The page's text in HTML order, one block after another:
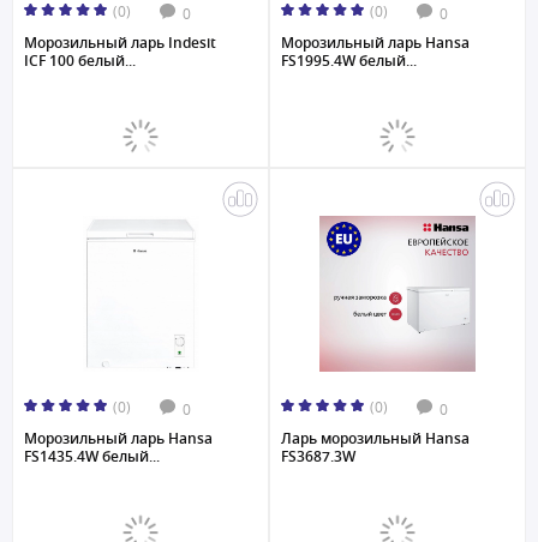
(0) 0
Морозильный ларь Indesit
ICF 100 белый...
(0) 0
Морозильный ларь Hansa
FS1995.4W белый...
(0) 0
Морозильный ларь Hansa
FS1435.4W белый...
(0) 0
Ларь морозильный Hansa
FS3687.3W